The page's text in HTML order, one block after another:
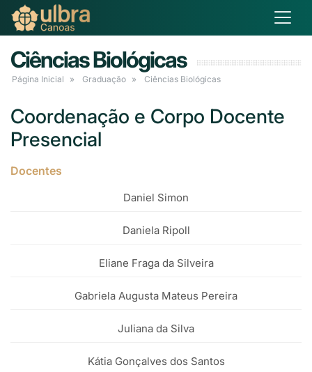
Ciências Biológicas
Página Inicial Graduação Ciências Biológicas
Coordenação e Corpo Docente
Presencial
Docentes
Daniel Simon
Daniela Ripoll
Eliane Fraga da Silveira
Gabriela Augusta Mateus Pereira
Juliana da Silva
Kátia Gonçalves dos Santos